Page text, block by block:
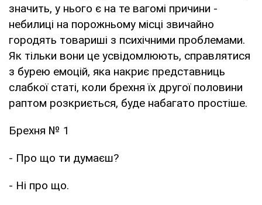
значить, у нього є на те вагомі причини -
небилиці на порожньому місці звичайно
городять товариші з психічними проблемами.
Як тільки вони це усвідомлюють, справлятися
з бурею емоцій, яка накриє представниць
слабкої статі, коли брехня їх другої половини
раптом розкриється, буде набагато простіше.
Брехня № 1
- Про що ти думаєш?
- Ні про що.